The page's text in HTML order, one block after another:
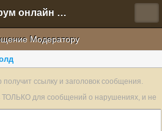
Форум онлайн игры "Новая Эра" (Нюра Биз)
Модератору
ссылку и заголовок сообщения.
ТОЛЬКО для сообщений о нарушениях, и не